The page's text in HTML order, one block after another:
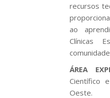
recursos
ao
Clínicas
ÁREA
Científico
Oeste.